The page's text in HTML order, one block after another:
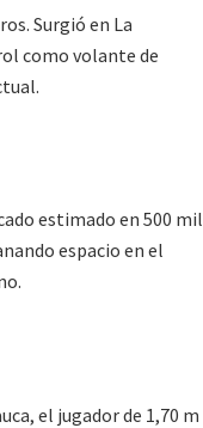
Surgió en La
como volante de
estimado en 500 mil
espacio en el
el jugador de 1,70 m